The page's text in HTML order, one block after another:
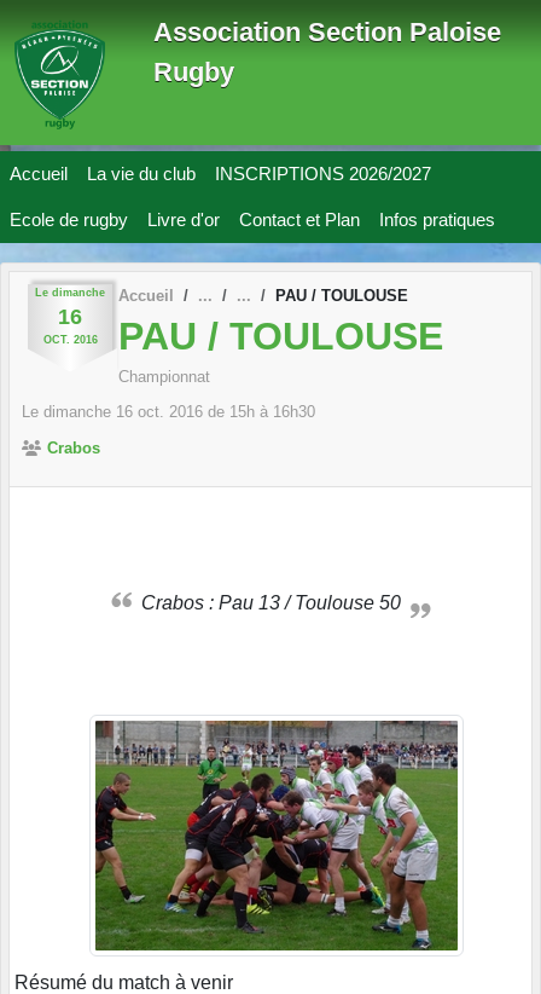
Association Section Paloise
Rugby
Accueil La vie du club INSCRIPTIONS 2026/2027
Ecole de rugby Livre d'or Contact et Plan Infos pratiques
Le dimanche
16
OCT. 2016
Accueil PAU / TOULOUSE
PAU / TOULOUSE
Championnat
Le dimanche 16 oct. 2016 de 15h à 16h30
Crabos
Crabos : Pau 13 / Toulouse 50
Résumé du match à venir